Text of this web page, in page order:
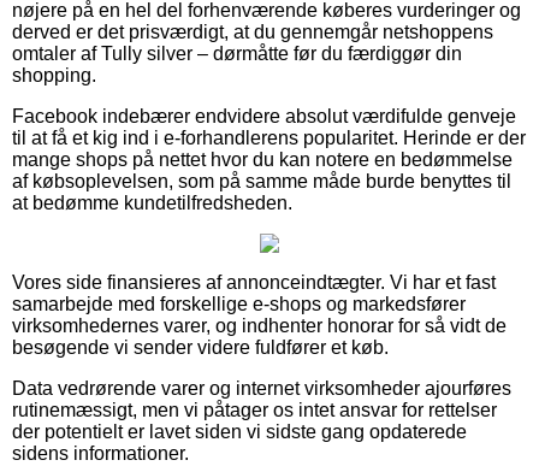
nøjere på en hel del forhenværende køberes vurderinger og
derved er det prisværdigt, at du gennemgår netshoppens
omtaler af Tully silver – dørmåtte før du færdiggør din
shopping.
Facebook indebærer endvidere absolut værdifulde genveje
til at få et kig ind i e-forhandlerens popularitet. Herinde er der
mange shops på nettet hvor du kan notere en bedømmelse
af købsoplevelsen, som på samme måde burde benyttes til
at bedømme kundetilfredsheden.
Vores side finansieres af annonceindtægter. Vi har et fast
samarbejde med forskellige e-shops og markedsfører
virksomhedernes varer, og indhenter honorar for så vidt de
besøgende vi sender videre fuldfører et køb.
Data vedrørende varer og internet virksomheder ajourføres
rutinemæssigt, men vi påtager os intet ansvar for rettelser
der potentielt er lavet siden vi sidste gang opdaterede
sidens informationer.